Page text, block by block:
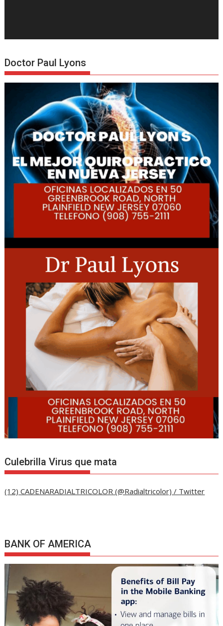
Doctor Paul Lyons
Culebrilla Virus que mata
(12) CADENARADIALTRICOLOR (@Radialtricolor) / Twitter
BANK OF AMERICA